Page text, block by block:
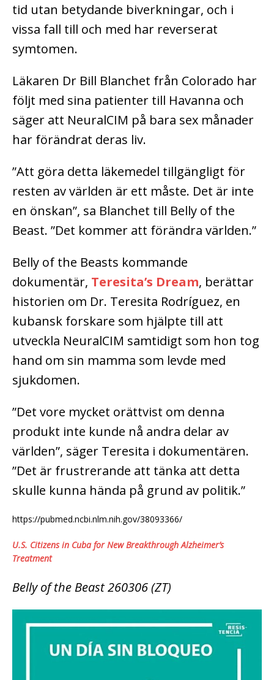
tid utan betydande biverkningar, och i
vissa fall till och med har reverserat
symtomen.
Läkaren Dr Bill Blanchet från Colorado har
följt med sina patienter till Havanna och
säger att NeuralCIM på bara sex månader
har förändrat deras liv.
”Att göra detta läkemedel tillgängligt för
resten av världen är ett måste. Det är inte
en önskan”, sa Blanchet till Belly of the
Beast. ”Det kommer att förändra världen.”
Belly of the Beasts kommande
dokumentär, Teresita’s Dream, berättar
historien om Dr. Teresita Rodríguez, en
kubansk forskare som hjälpte till att
utveckla NeuralCIM samtidigt som hon tog
hand om sin mamma som levde med
sjukdomen.
”Det vore mycket orättvist om denna
produkt inte kunde nå andra delar av
världen”, säger Teresita i dokumentären.
”Det är frustrerande att tänka att detta
skulle kunna hända på grund av politik.”
https://pubmed.ncbi.nlm.nih.gov/38093366/
U.S. Citizens in Cuba for New Breakthrough Alzheimer’s
Treatment
Belly of the Beast 260306 (ZT)